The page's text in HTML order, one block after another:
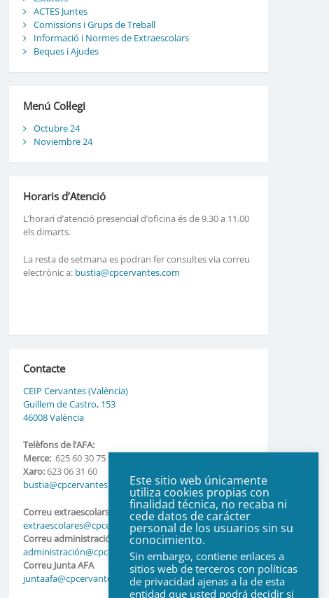
ACTES Juntes
Comissions i Grups de Treball
Informació i Normes de Extraescolars
Beques i Ajudes
Menú Col·legi
Octubre 24
Noviembre 24
Horaris d’Atenció
L’horari d’atenció presencial d’oficina és de 9.30 a 11.00
els dimarts.
La resta de setmana es podran fer consultes via correu
electrònic a: bustia@cpcervantes.com
Contacte
CEIP Cervantes (València)
Guillem de Castro, 153
46008 València
Telèfons de l’AFA:
Merce:625 60 30 75
Xaro:623 06 31 60
bustia@cpcervantes.com
Correu extraescolars
extraescolares@cpcervantes.com
Correu administració
administración@cpcervantes.com
Correu Junta AFA
juntaafa@cpcervantes.com
Este sitio web únicamente
utiliza cookies propias con
finalidad técnica, no recaba ni
cede datos de carácter
personal de los usuarios sin su
conocimiento.
Sin embargo, contiene enlaces a
sitios web de terceros con políticas
de privacidad ajenas a la de esta
entidad que usted podrá decidir si